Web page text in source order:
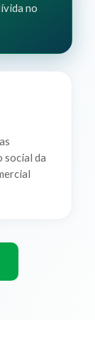
no
social da